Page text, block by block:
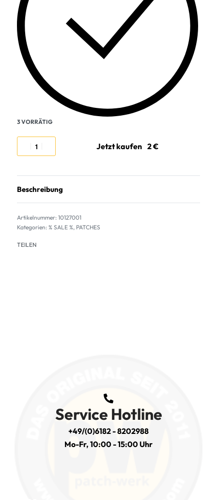
3 VORRÄTIG
Jetzt kaufen
Beschreibung
10127001
Kategorien: % SALE %, PATCHES
TEILEN
Service Hotline
+49/(0)6182 - 8202988
Mo-Fr, 10:00 - 15:00 Uhr